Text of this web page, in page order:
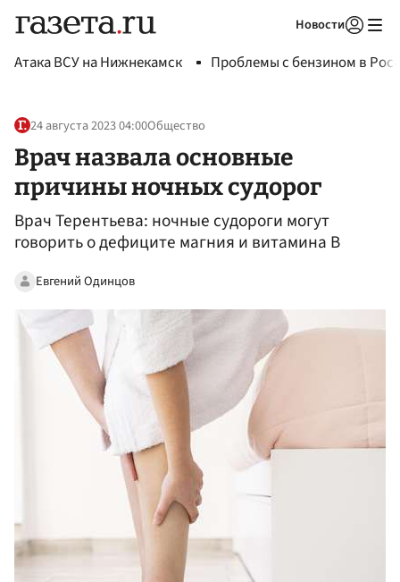
Новости
Атака ВСУ на Нижнекамск Проблемы с бензином в
24 августа 2023 04:00Общество
Врач назвала основные
причины ночных судорог
Врач Терентьева: ночные судороги могут
говорить о дефиците магния и витамина B
Евгений Одинцов